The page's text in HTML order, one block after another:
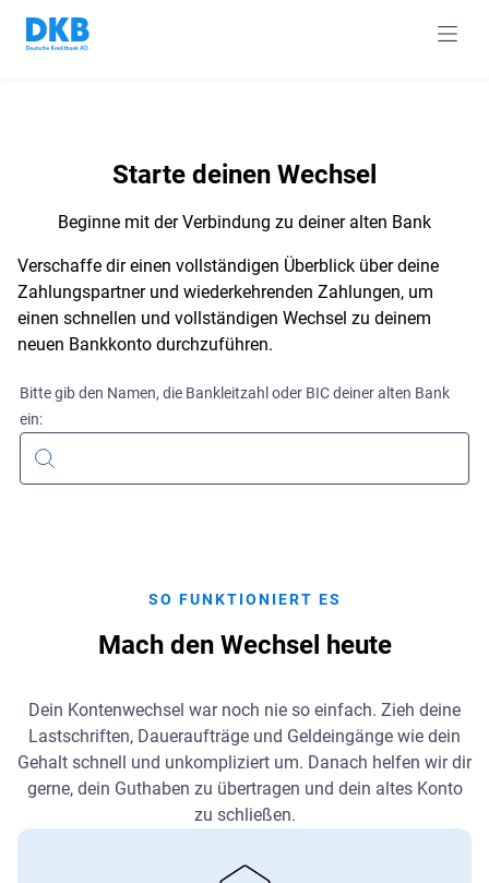
Starte deinen Wechsel
Beginne mit der Verbindung zu deiner alten Bank
Verschaffe dir einen vollständigen Überblick über deine
Zahlungspartner und wiederkehrenden Zahlungen, um
einen schnellen und vollständigen Wechsel zu deinem
neuen Bankkonto durchzuführen.
Bitte gib den Namen, die Bankleitzahl oder BIC deiner alten Bank
ein:
SO FUNKTIONIERT ES
Mach den Wechsel heute
Dein Kontenwechsel war noch nie so einfach. Zieh deine
Lastschriften, Daueraufträge und Geldeingänge wie dein
Gehalt schnell und unkompliziert um. Danach helfen wir dir
gerne, dein Guthaben zu übertragen und dein altes Konto
zu schließen.